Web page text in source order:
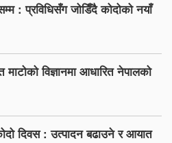
: प्रविधिसँग जोडिँदै कोदोको नयाँ
माटोको विज्ञानमा आधारित नेपालको
दिवस : उत्पादन बढाउने र आयात